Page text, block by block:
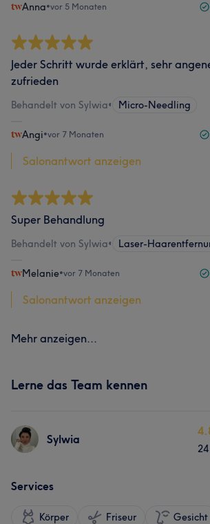
Anna•vor 5 Monaten
Jeder Schritt wurde erklärt, sehr
zufrieden
Behandelt von Sylwia• Micro-Needling
Angi•vor 7 Monaten
Salonantwort anzeigen
Super Behandlung
Behandelt von Sylwia• Laser-
Melanie•vor 7 Monaten
Salonantwort anzeigen
Mehr anzeigen...
Lerne das Team kennen
Sylwia
Services
Körper Friseur Gesicht